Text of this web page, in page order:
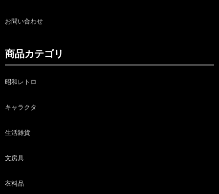
お問い合わせ
商品カテゴリ
昭和レトロ
キャラクタ
生活雑貨
文房具
衣料品